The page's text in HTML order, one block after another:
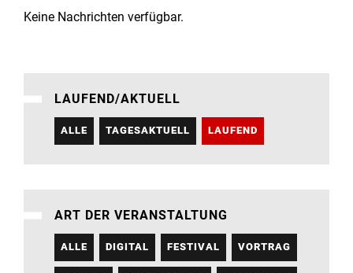
Institute
Infrastruktur
meinstudium
Keine Nachrichten verfügbar.
LAUFEND/AKTUELL
ALLE TAGESAKTUELL LAUFEND
ART DER VERANSTALTUNG
ALLE DIGITAL FESTIVAL VORTRAG